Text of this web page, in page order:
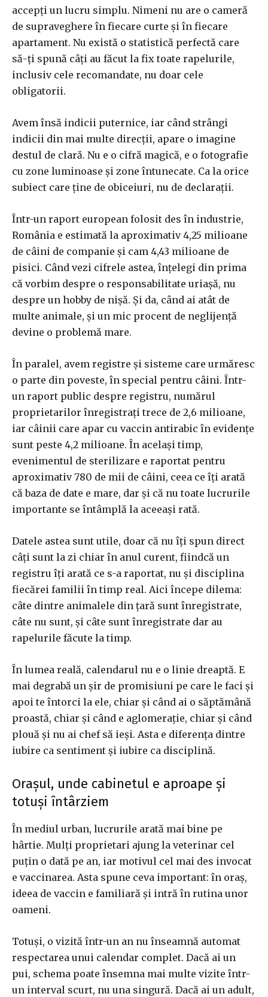
accepți un lucru simplu. Nimeni nu are o cameră
de supraveghere în fiecare curte și în fiecare
apartament. Nu există o statistică perfectă care
să-ți spună câți au făcut la fix toate rapelurile,
inclusiv cele recomandate, nu doar cele
obligatorii.
Avem însă indicii puternice, iar când strângi
indicii din mai multe direcții, apare o imagine
destul de clară. Nu e o cifră magică, e o fotografie
cu zone luminoase și zone întunecate. Ca la orice
subiect care ține de obiceiuri, nu de declarații.
Într-un raport european folosit des în industrie,
România e estimată la aproximativ 4,25 milioane
de câini de companie și cam 4,43 milioane de
pisici. Când vezi cifrele astea, înțelegi din prima
că vorbim despre o responsabilitate uriașă, nu
despre un hobby de nișă. Și da, când ai atât de
multe animale, și un mic procent de neglijență
devine o problemă mare.
În paralel, avem registre și sisteme care urmăresc
o parte din poveste, în special pentru câini. Într-
un raport public despre registru, numărul
proprietarilor înregistrați trece de 2,6 milioane,
iar câinii care apar cu vaccin antirabic în evidențe
sunt peste 4,2 milioane. În același timp,
evenimentul de sterilizare e raportat pentru
aproximativ 780 de mii de câini, ceea ce îți arată
că baza de date e mare, dar și că nu toate lucrurile
importante se întâmplă la aceeași rată.
Datele astea sunt utile, doar că nu îți spun direct
câți sunt la zi chiar în anul curent, fiindcă un
registru îți arată ce s-a raportat, nu și disciplina
fiecărei familii în timp real. Aici începe dilema:
câte dintre animalele din țară sunt înregistrate,
câte nu sunt, și câte sunt înregistrate dar au
rapelurile făcute la timp.
În lumea reală, calendarul nu e o linie dreaptă. E
mai degrabă un șir de promisiuni pe care le faci și
apoi te întorci la ele, chiar și când ai o săptămână
proastă, chiar și când e aglomerație, chiar și când
plouă și nu ai chef să ieși. Asta e diferența dintre
iubire ca sentiment și iubire ca disciplină.
Orașul, unde cabinetul e aproape și
totuși întârziem
În mediul urban, lucrurile arată mai bine pe
hârtie. Mulți proprietari ajung la veterinar cel
puțin o dată pe an, iar motivul cel mai des invocat
e vaccinarea. Asta spune ceva important: în oraș,
ideea de vaccin e familiară și intră în rutina unor
oameni.
Totuși, o vizită într-un an nu înseamnă automat
respectarea unui calendar complet. Dacă ai un
pui, schema poate însemna mai multe vizite într-
un interval scurt, nu una singură. Dacă ai un adult,